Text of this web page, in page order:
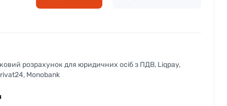
розрахунок для юридичних осіб з ПДВ, Liqpay,
Monobank